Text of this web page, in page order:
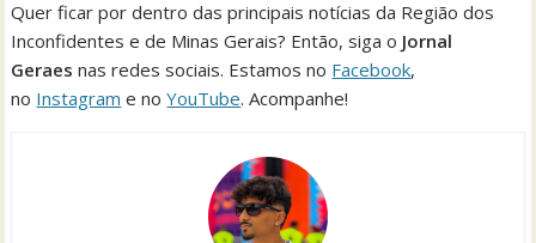
Quer ficar por dentro das principais notícias da Região dos
Inconfidentes e de Minas Gerais? Então, siga o Jornal
Geraesnas redes sociais. Estamos no Facebook,
no Instagram e noYouTube. Acompanhe!